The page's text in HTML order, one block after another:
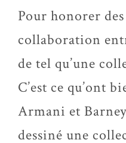
Pour honorer
collaboration
de tel qu’une
C’est ce qu’ont
Armani et
dessiné une